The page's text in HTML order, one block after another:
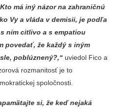
má iný názor na zahraničnú
Vy a vláda v demisii, je podľa
ním citlivo a s empatiou
povedať, že každý s iným
poblúznený?,“ uviedol Fico a
rozmanitosť je to
spoločnosti.
si, že keď nejaká